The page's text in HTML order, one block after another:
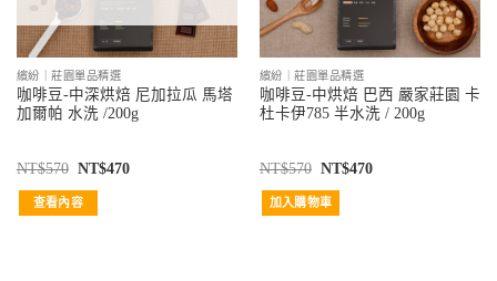
繽紛｜莊園單品精選
咖啡豆-中深烘焙 尼加拉瓜 馬塔
加爾帕 水洗 /200g
NT$570 NT$470
查看內容
繽紛｜莊園單品精選
咖啡豆-中烘焙 巴西 嚴家莊園 卡
杜卡伊785 半水洗 / 200g
NT$570 NT$470
加入購物車